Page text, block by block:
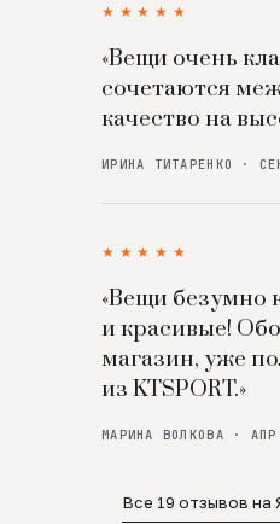
★★★★★
«Вещи очень
сочетаются
качество на
ИРИНА ТИТАРЕНКО ·
★★★★★
«Вещи безумно
и красивые!
магазин, уже
из KTSPORT.»
МАРИНА ВОЛКОВА · АПР
Все 19 отзывов